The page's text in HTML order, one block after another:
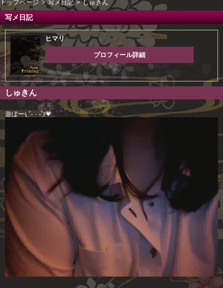
トップページ 写メ日記 しゅきん
写メ日記
ヒマリ
プロフィール詳細
しゅきん
遊ぼー𐔌˘- · -˘𐦯💗